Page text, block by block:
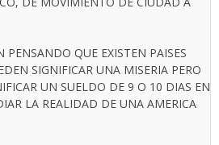
PENSANDO QUE EXISTEN PAISES
SIGNIFICAR UNA MISERIA PERO
UN SUELDO DE 9 O 10 DIAS EN
LA REALIDAD DE UNA AMERICA